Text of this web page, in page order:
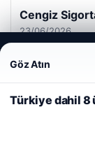
Cengiz
23/06/2026
deneyiminizi
kullanıyoruz.
Reddet
Göz Atın
Türkiye dahil 8